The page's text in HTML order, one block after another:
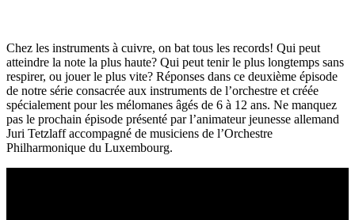
Chez les instruments à cuivre, on bat tous les records! Qui peut
atteindre la note la plus haute? Qui peut tenir le plus longtemps sans
respirer, ou jouer le plus vite? Réponses dans ce deuxième épisode
de notre série consacrée aux instruments de l’orchestre et créée
spécialement pour les mélomanes âgés de 6 à 12 ans. Ne manquez
pas le prochain épisode présenté par l’animateur jeunesse allemand
Juri Tetzlaff accompagné de musiciens de l’Orchestre
Philharmonique du Luxembourg.